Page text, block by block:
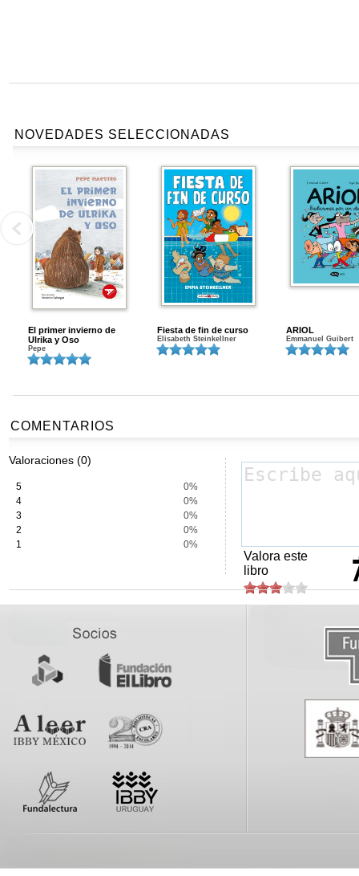
NOVEDADES SELECCIONADAS
El primer invierno de
Ulrika y Oso
Pepe
Fiesta de fin de curso
Elisabeth Steinkellner
ARIOL
Emmanuel Guibert
COMENTARIOS
Valoraciones (0)
5
0%
4
0%
3
0%
2
0%
1
0%
Valora este
libro